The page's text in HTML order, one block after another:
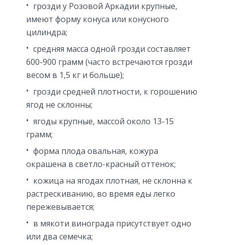
грозди у Розовой Аркадии крупные,
имеют форму конуса или конусного
цилиндра;
средняя масса одной грозди составляет
600-900 грамм (часто встречаются грозди
весом в 1,5 кг и больше);
грозди средней плотности, к горошению
ягод не склонны;
ягоды крупные, массой около 13-15
грамм;
форма плода овальная, кожура
окрашена в светло-красный оттенок;
кожица на ягодах плотная, не склонна к
растрескиванию, во время еды легко
пережевывается;
в мякоти винограда присутствует одно
или два семечка;